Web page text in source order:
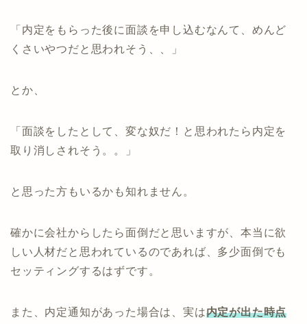
「内定をもらった後に面談を申し込むなんて、めんど
くさいやつだと思われそう、、」
とか、
「面談をしたとして、変な奴だ！と思われたら内定を
取り消しされそう。。」
と思った方もいるかも知れません。
確かに会社からしたら面倒だと思いますが、本当に欲
しい人材だと思われているのであれば、多少面倒でも
セッティングするはずです。
また、内定通知があった場合は、実は内定が出た時点